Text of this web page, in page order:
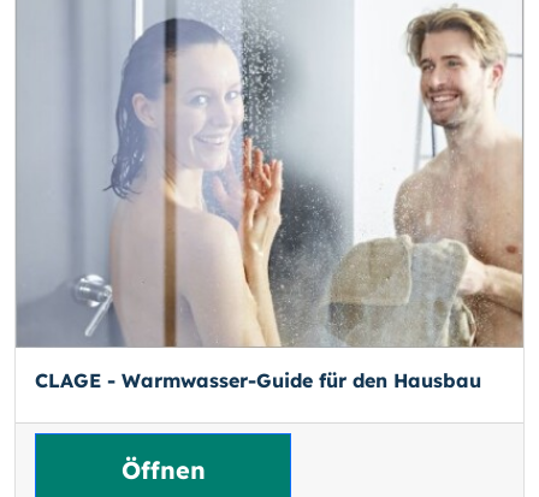
CLAGE - Warmwasser-Guide für den Hausbau
Öffnen